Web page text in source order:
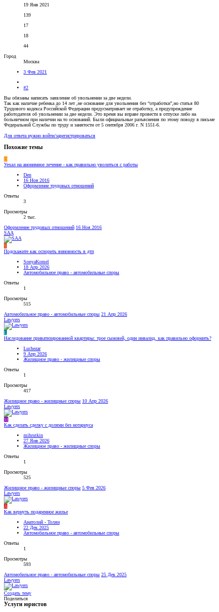
19 Янв 2021
139
17
18
44
Город
Москва
3 Фев 2021
#2
Вы обязаны написать заявление об увольнении за две недели.
Так как наличие ребенка до 14 лет ,не основание для увольнения без “отработки”,но статья 80
Трудового кодекса Российской Федерации предусматривает не отработку, а предупреждение
работодателя об увольнении за две недели. Это время вы вправе провести в отпуске либо на
больничном при наличии на то оснований. Были официальные разъяснения по этому поводу в письме
Федеральной Службы по труду и занятости от 5 сентября 2006 г. N 1551-6.
Для ответа нужно войти/зарегистрироваться
Похожие темы
D
Уехал на анонимное лечение - как правильно уволиться с работы
Den
16 Ноя 2016
Оформление трудовых отношений
Ответы
3
Просмотры
2 тыс.
Оформление трудовых отношений 16 Ноя 2016
SAA
S
Подскажите как оспорить виновность в дтп
SonyaKomel
18 Апр 2026
Автомобильное право - автомобильные споры
Ответы
1
Просмотры
515
Автомобильное право - автомобильные споры 21 Апр 2026
Lawyers
L
Наследование приватизированной квартиры: трое сыновей, один инвалид, как правильно оформить?
Luchezar
9 Апр 2026
Жилищное право - жилищные споры
Ответы
1
Просмотры
417
Жилищное право - жилищные споры 10 Апр 2026
Lawyers
M
Как сделать сделку с долями без нотариуса
mihrutkin
27 Янв 2026
Жилищное право - жилищные споры
Ответы
1
Просмотры
525
Жилищное право - жилищные споры 5 Фев 2026
Lawyers
А
Как вернуть подаренное жилье
Анатолий - Толян
22 Дек 2025
Автомобильное право - автомобильные споры
Ответы
1
Просмотры
593
Автомобильное право - автомобильные споры 25 Дек 2025
Lawyers
Создать тему
Поделиться
Услуги юристов